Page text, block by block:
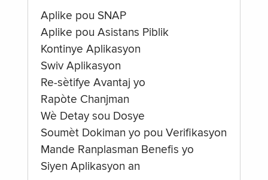
Aplike pou SNAP
Aplike pou Asistans Piblik
Kontinye Aplikasyon
Swiv Aplikasyon
Re-sètifye Avantaj yo
Rapòte Chanjman
Wè Detay sou Dosye
Soumèt Dokiman yo pou Verifikasyon
Mande Ranplasman Benefis yo
Siyen Aplikasyon an